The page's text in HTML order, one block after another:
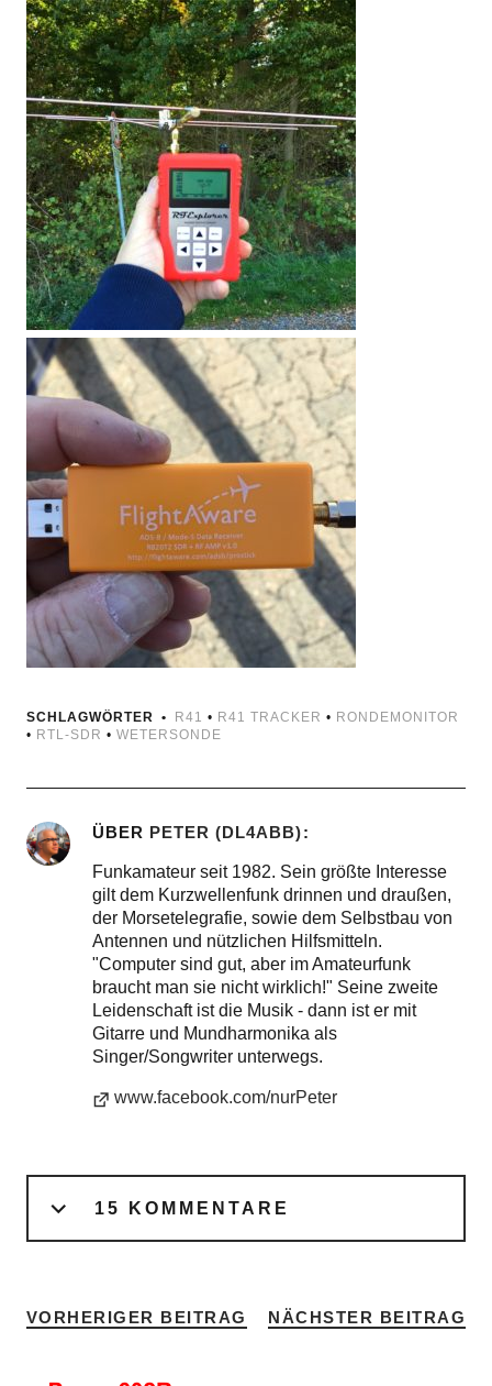
SCHLAGWÖRTER R41 • R41 TRACKER • RONDEMONITOR
• RTL-SDR • WETERSONDE
ÜBER PETER (DL4ABB)
Funkamateur seit 1982. Sein größte Interesse
gilt dem Kurzwellenfunk drinnen und draußen,
der Morsetelegrafie, sowie dem Selbstbau von
Antennen und nützlichen Hilfsmitteln.
"Computer sind gut, aber im Amateurfunk
braucht man sie nicht wirklich!" Seine zweite
Leidenschaft ist die Musik - dann ist er mit
Gitarre und Mundharmonika als
Singer/Songwriter unterwegs.
www.facebook.com/nurPeter
15 KOMMENTARE
VORHERIGER BEITRAG NÄCHSTER BEITRAG